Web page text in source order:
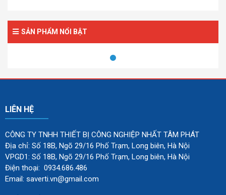
SẢN PHẨM NỔI BẬT
LIÊN HỆ
CÔNG TY TNHH THIẾT BỊ CÔNG NGHIỆP NHẤT TÂM PHÁT
Địa chỉ: Số 18B, Ngõ 29/16 Phố Trạm, Long biên, Hà Nội
VPGD1: Số 18B, Ngõ 29/16 Phố Trạm, Long biên, Hà Nội
Điện thoại: 0934.686.486
Email: saverti.vn@gmail.com